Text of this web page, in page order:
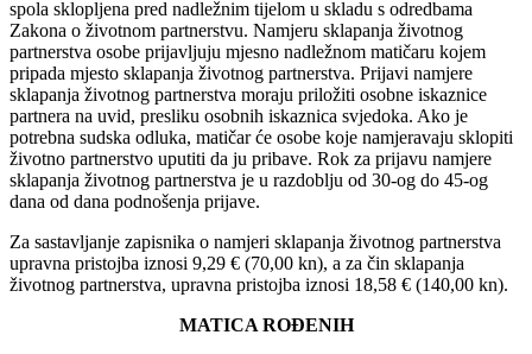
spola sklopljena pred nadležnim tijelom u skladu s odredbama
Zakona o životnom partnerstvu. Namjeru sklapanja životnog
partnerstva osobe prijavljuju mjesno nadležnom matičaru kojem
pripada mjesto sklapanja životnog partnerstva. Prijavi namjere
sklapanja životnog partnerstva moraju priložiti osobne iskaznice
partnera na uvid, presliku osobnih iskaznica svjedoka. Ako je
potrebna sudska odluka, matičar će osobe koje namjeravaju sklopiti
životno partnerstvo uputiti da ju pribave. Rok za prijavu namjere
sklapanja životnog partnerstva je u razdoblju od 30-og do 45-og
dana od dana podnošenja prijave.
Za sastavljanje zapisnika o namjeri sklapanja životnog partnerstva
upravna pristojba iznosi 9,29 € (70,00 kn), a za čin sklapanja
životnog partnerstva, upravna pristojba iznosi 18,58 € (140,00 kn).
MATICA ROĐENIH